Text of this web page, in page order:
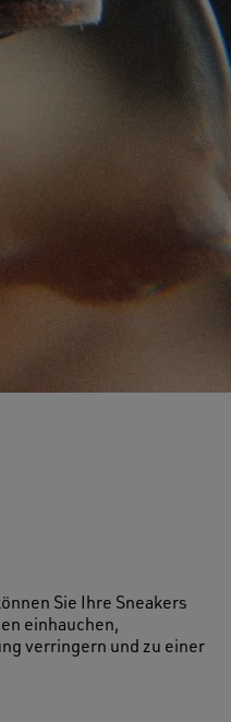
Sie Ihre Sneakers
einhauchen,
verringern und zu einer